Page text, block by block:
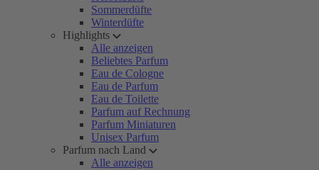
Sommerdüfte
Winterdüfte
Highlights
Alle anzeigen
Beliebtes Parfum
Eau de Cologne
Eau de Parfum
Eau de Toilette
Parfum auf Rechnung
Parfum Miniaturen
Unisex Parfum
Parfum nach Land
Alle anzeigen